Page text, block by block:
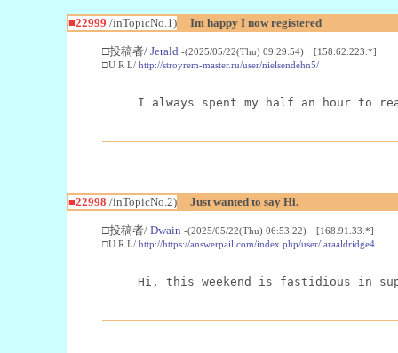
■22999 /inTopicNo.1) Im happy I now registered
□投稿者/ Jerald -(2025/05/22(Thu) 09:29:54) [158.62.223.*]
□U R L/ http://stroyrem-master.ru/user/nielsendehn5/
I always spent my half an hour to
■22998 /inTopicNo.2) Just wanted to say Hi.
□投稿者/ Dwain -(2025/05/22(Thu) 06:53:22) [168.91.33.*]
□U R L/ http://https://answerpail.com/index.php/user/laraaldridge4
Hi, this weekend is fastidious in